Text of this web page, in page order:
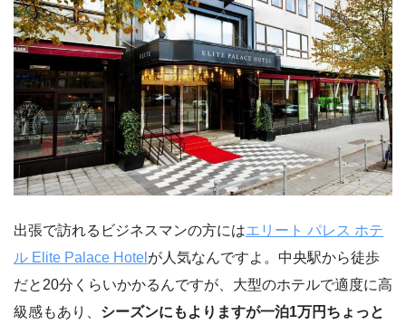
出張で訪れるビジネスマンの方にはエリート パレス ホテ
ル Elite Palace Hotel が人気なんですよ。中央駅から徒歩
だと20分くらいかかるんですが、大型のホテルで適度に高
級感もあり、 シーズンにもよりますが一泊1万円ちょっと